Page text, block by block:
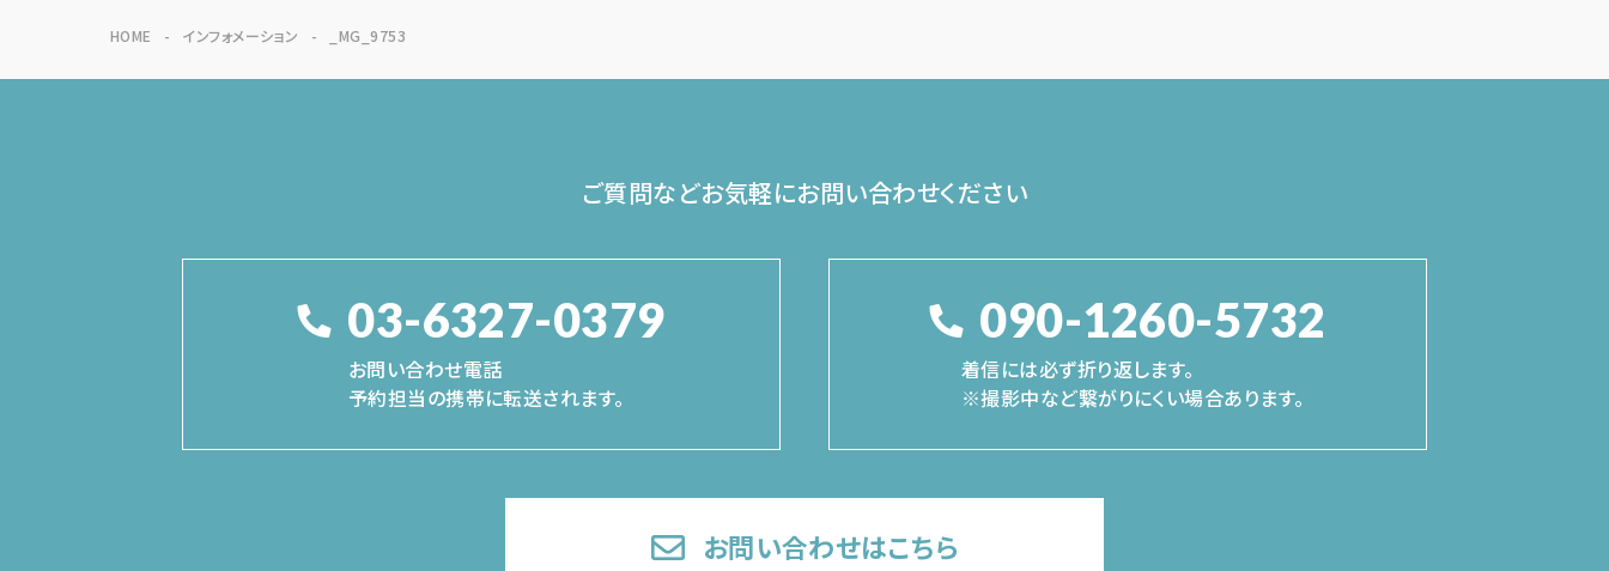
HOME インフォメーション _MG_9753
ご質問などお気軽にお問い合わせください
03-6327-0379
お問い合わせ電話
予約担当の携帯に転送されます。
090-1260-5732
着信には必ず折り返します。
※撮影中など繋がりにくい場合あります。
お問い合わせはこちら